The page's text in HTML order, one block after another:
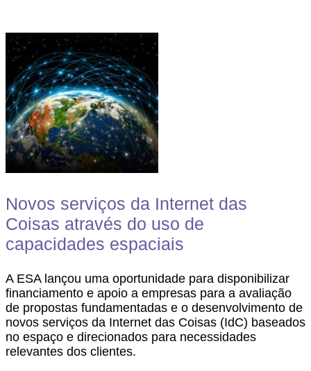
Novos serviços da Internet das
Coisas através do uso de
capacidades espaciais
A ESA lançou uma oportunidade para disponibilizar
financiamento e apoio a empresas para a avaliação
de propostas fundamentadas e o desenvolvimento de
novos serviços da Internet das Coisas (IdC) baseados
no espaço e direcionados para necessidades
relevantes dos clientes.